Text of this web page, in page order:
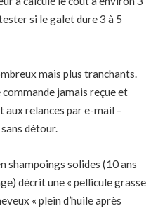
si le galet dure 3 à 5
mais plus tranchants.
jamais reçue et
aux relances par e-mail –
sans détour.
shampoings solides (10 ans
décrit une « pellicule grasse
« plein d’huile après